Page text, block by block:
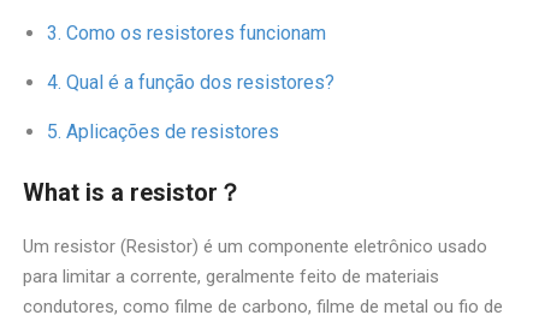
Como os resistores funcionam
Qual é a função dos resistores?
Aplicações de resistores
What is a resistor？
Um resistor (Resistor) é um componente eletrônico usado
para limitar a corrente, geralmente feito de materiais
condutores, como filme de carbono, filme de metal ou fio de